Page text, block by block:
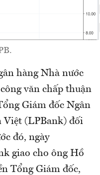
hàng Nhà nước
văn chấp thuận
Giám đốc Ngân
Việt (LPBank) đối
đó, ngày
giao cho ông Hồ
Tổng Giám đốc,